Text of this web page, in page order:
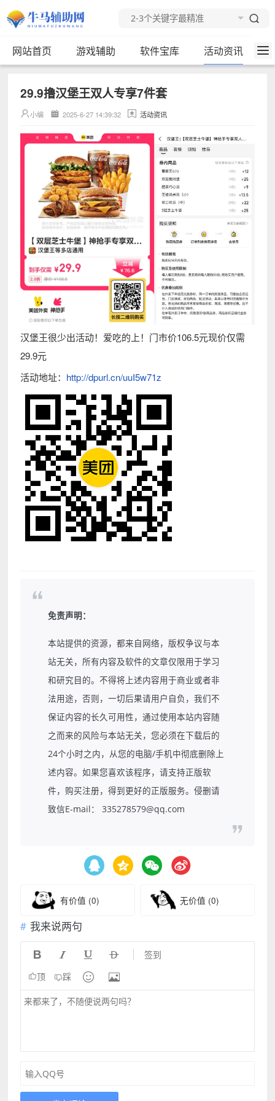
网站首页 游戏辅助 软件宝库 活动资讯
29.9撸汉堡王双人专享7件套
小编 2025-6-27 14:39:32 活动资讯
汉堡王很少出活动！爱吃的上！门市价106.5元现价仅需
29.9元
活动地址： http://dpurl.cn/uuI5w71z
免责声明：
本站提供的资源，都来自网络，版权争议与本
站无关，所有内容及软件的文章仅限用于学习
和研究目的。不得将上述内容用于商业或者非
法用途，否则，一切后果请用户自负，我们不
保证内容的长久可用性，通过使用本站内容随
之而来的风险与本站无关，您必须在下载后的
24个小时之内，从您的电脑/手机中彻底删除上
述内容。如果您喜欢该程序，请支持正版软
件，购买注册，得到更好的正版服务。侵删请
致信E-mail： 335278579@qq.com
有价值 (0) 无价值 (0)
我来说两句
    签到
顶 踩  